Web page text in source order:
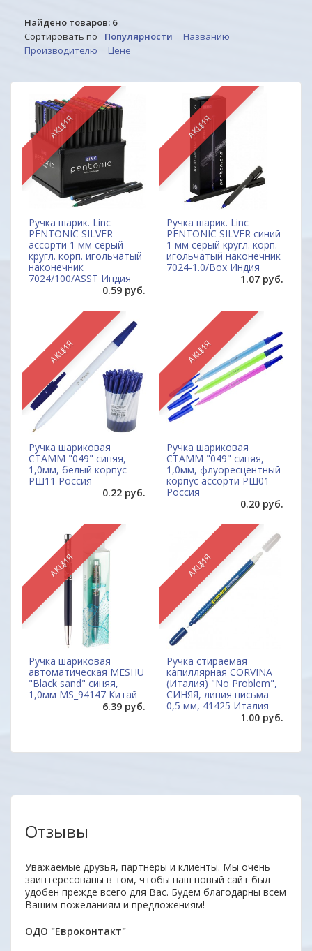
Найдено товаров: 6
Сортировать по
Популярности
Названию
Производителю
Цене
АКЦИЯ
Ручка шарик. Linc
PENTONIC SILVER
ассорти 1 мм серый
кругл. корп. игольчатый
наконечник
7024/100/ASST Индия
0.59 руб.
АКЦИЯ
Ручка шарик. Linc
PENTONIC SILVER синий
1 мм серый кругл. корп.
игольчатый наконечник
7024-1.0/Box Индия
1.07 руб.
АКЦИЯ
Ручка шариковая
СТАММ "049" синяя,
1,0мм, белый корпус
РШ11 Россия
0.22 руб.
АКЦИЯ
Ручка шариковая
СТАММ "049" синяя,
1,0мм, флуоресцентный
корпус ассорти РШ01
Россия
0.20 руб.
АКЦИЯ
Ручка шариковая
автоматическая MESHU
"Black sand" синяя,
1,0мм MS_94147 Китай
6.39 руб.
АКЦИЯ
Ручка стираемая
капиллярная CORVINA
(Италия) "No Problem",
СИНЯЯ, линия письма
0,5 мм, 41425 Италия
1.00 руб.
Отзывы
Уважаемые друзья, партнеры и клиенты. Мы очень
заинтересованы в том, чтобы наш новый сайт был
удобен прежде всего для Вас. Будем благодарны всем
Вашим пожеланиям и предложениям!
ОДО "Евроконтакт"